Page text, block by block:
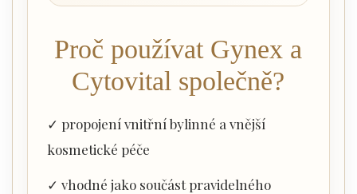
Proč používat Gynex a
Cytovital společně?
✓ propojení vnitřní bylinné a vnější
kosmetické péče
✓ vhodné jako součást pravidelného